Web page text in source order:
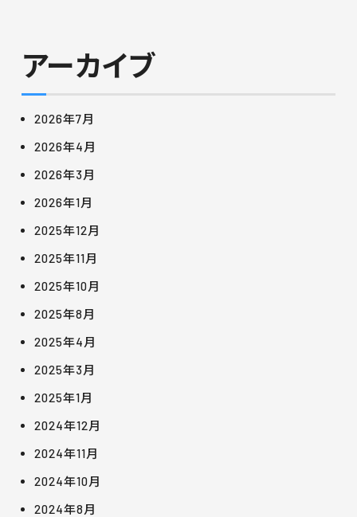
アーカイブ
2026年7月
2026年4月
2026年3月
2026年1月
2025年12月
2025年11月
2025年10月
2025年8月
2025年4月
2025年3月
2025年1月
2024年12月
2024年11月
2024年10月
2024年8月